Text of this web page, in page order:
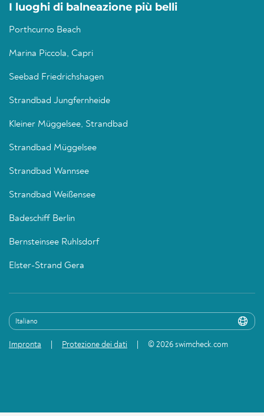
I luoghi di balneazione più belli
Porthcurno Beach
Marina Piccola, Capri
Seebad Friedrichshagen
Strandbad Jungfernheide
Kleiner Müggelsee, Strandbad
Strandbad Müggelsee
Strandbad Wannsee
Strandbad Weißensee
Badeschiff Berlin
Bernsteinsee Ruhlsdorf
Elster-Strand Gera
Impronta Protezione dei dati © 2026 swimcheck.com